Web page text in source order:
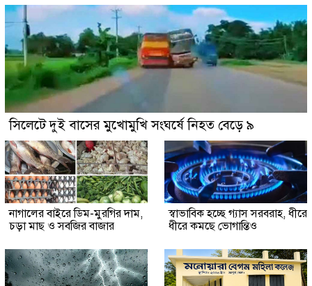
সিলেটে দুই বাসের মুখোমুখি সংঘর্ষে নিহত বেড়ে ৯
নাগালের বাইরে ডিম-মুরগির দাম,
চড়া মাছ ও সবজির বাজার
স্বাভাবিক হচ্ছে গ্যাস সরবরাহ, ধীরে
ধীরে কমছে ভোগান্তিও